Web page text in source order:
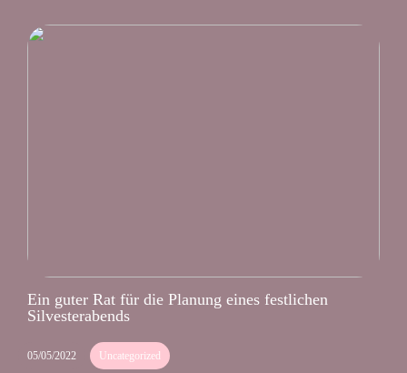
Ein guter Rat für die Planung eines festlichen
Silvesterabends
05/05/2022 Uncategorized